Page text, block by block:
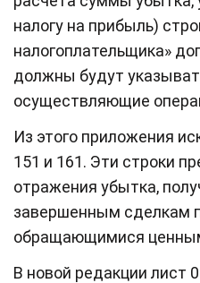
налогу на прибыль)
налогоплательщика»
должны будут
осуществляющие
Из этого приложения
151 и 161. Эти строки
отражения убытка,
завершенным сделкам
обращающимися
В новой редакции лист